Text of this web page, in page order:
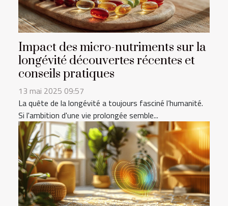
Impact des micro-nutriments sur la
longévité découvertes récentes et
conseils pratiques
13 mai 2025 09:57
La quête de la longévité a toujours fasciné l’humanité.
Si l'ambition d'une vie prolongée semble...